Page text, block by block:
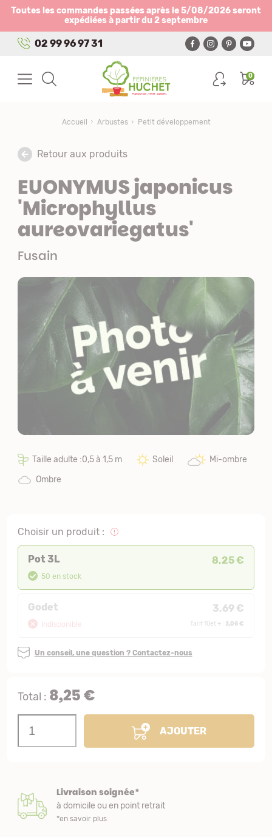
Toutes les commandes passées après le 5/08/2026 seront
expédiées à partir du 2 septembre
02 99 96 97 31
0
Accueil Arbustes Petit développement
Retour aux produits
EUONYMUS japonicus
'Microphyllus
aureovariegatus'
Fusain
Taille adulte :0,5 à 1,5 m Soleil
Mi-ombre
Ombre
Choisir un produit :
Pot 3L 8,25 €
50 en stock
Godet 3,69 €
Indisponible Tarif 10et + : 3,06 €
Un conseil, une question ? Contactez-nous
Total : 8,25 €
AJOUTER
Livraison soignée*
à domicile ou en point retrait
*en savoir plus
Panneau de gestion des cookies